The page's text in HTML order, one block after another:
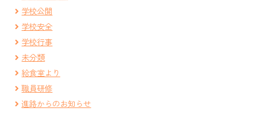
学校公開
学校安全
学校行事
未分類
給食室より
職員研修
進路からのお知らせ